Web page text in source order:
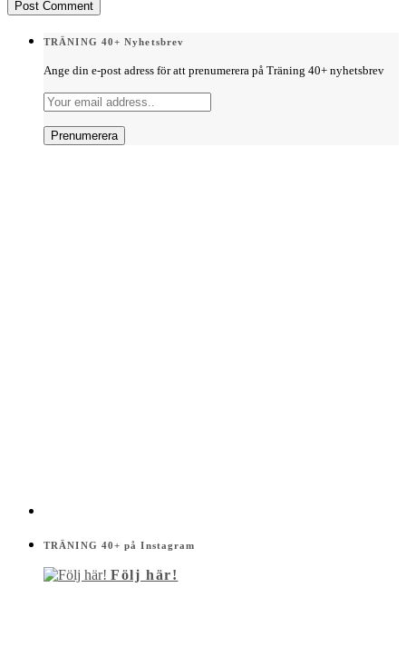
TRÄNING 40+ Nyhetsbrev
Ange din e-post adress för att prenumerera på Träning 40+ nyhetsbrev
TRÄNING 40+ på Instagram
Följ här!